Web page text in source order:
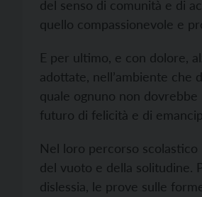
del senso di comunità e di
quello compassionevole e
E per ultimo, e con dolore,
adottate, nell’ambiente che
quale ognuno non
futuro di felicità e di
Nel loro percorso
del vuoto e della solitudine.
dislessia, le prove sulle